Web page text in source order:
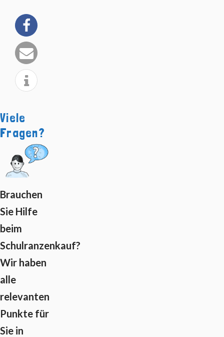
Viele
Fragen?
Brauchen
Sie Hilfe
beim
Schulranzenkauf?
Wir haben
alle
relevanten
Punkte für
Sie in